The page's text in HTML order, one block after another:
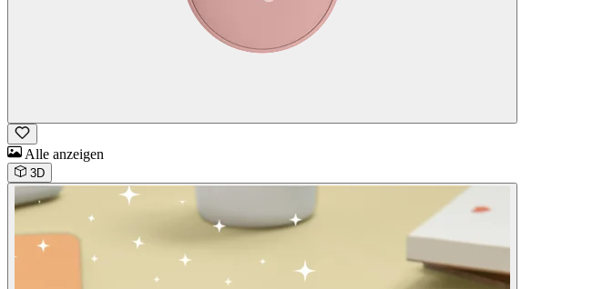
Alle anzeigen
3D